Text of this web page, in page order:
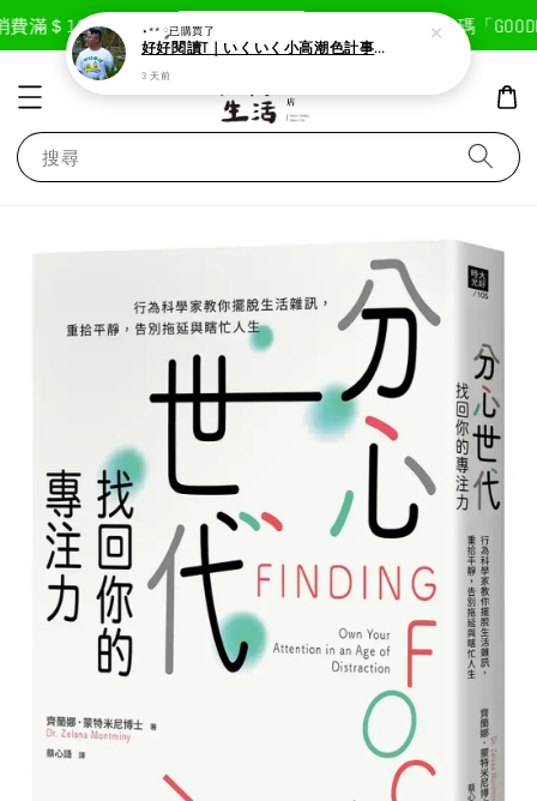
滿＄1800免運費 現在去購物！ 首次註冊輸入折扣碼「
搜尋
⋆** ༘已購買了
好好閱讀T｜いくいく小高潮色計事務所X好好生活書店聯名款
3 天前